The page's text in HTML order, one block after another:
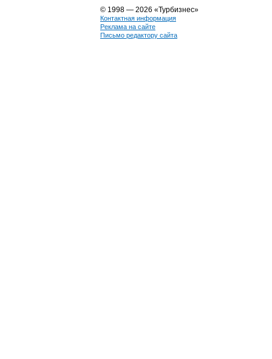
© 1998 — 2026 «Турбизнес»
Контактная информация
Реклама на сайте
Письмо редактору сайта